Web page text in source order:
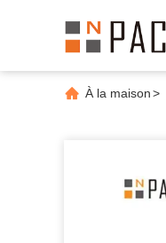
À la maison>